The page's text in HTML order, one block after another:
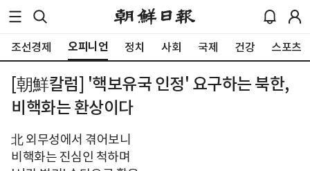
조선경제 오피니언 정치 사회 국제 건강 스포츠
[朝鮮칼럼] '핵보유국 인정' 요구하는 북한,
비핵화는 환상이다
北 외무성에서 겪어보니
비핵화는 진심인 척하며